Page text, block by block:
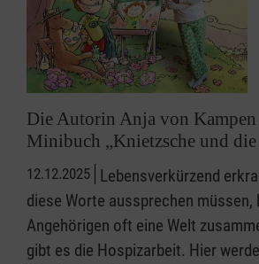
Die Autorin Anja von Kampen
Minibuch „Knietzsche und
12.12.2025 Lebensverkürzend
diese Worte aussprechen müssen,
Angehörigen oft eine Welt
gibt es die Hospizarbeit. Hier